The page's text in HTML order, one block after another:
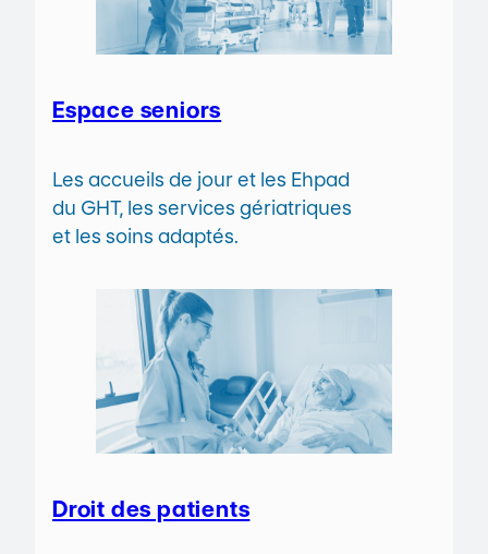
Espace seniors
Les accueils de jour et les Ehpad
du GHT, les services gériatriques
et les soins adaptés.
Droit des patients